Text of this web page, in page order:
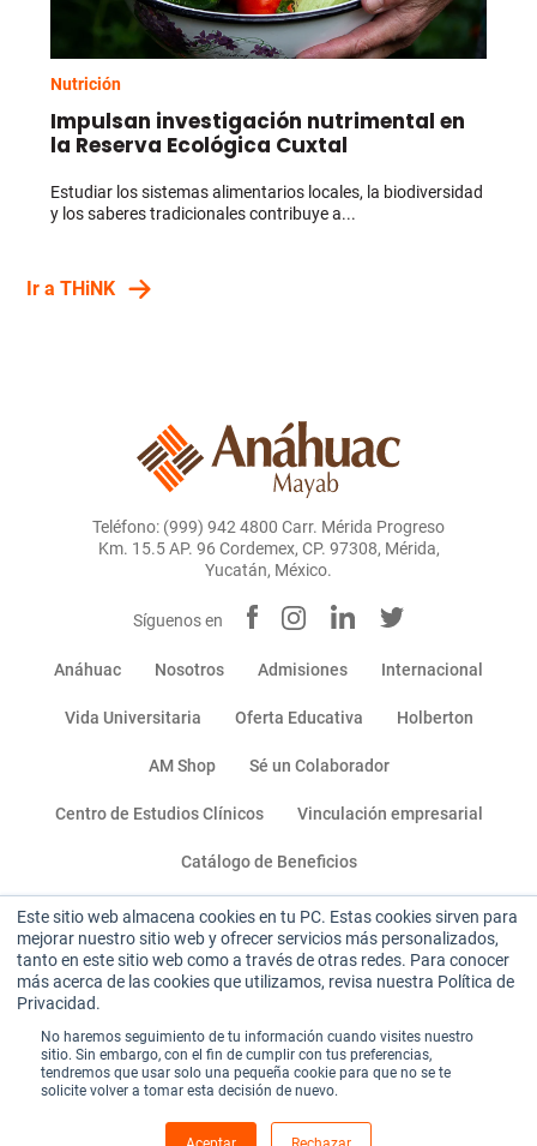
Este sitio web almacena cookies en tu PC. Estas cookies sirven para
mejorar nuestro sitio web y ofrecer servicios más personalizados,
tanto en este sitio web como a través de otras redes. Para conocer
más acerca de las cookies que utilizamos, revisa nuestra Política de
Privacidad.
No haremos seguimiento de tu información cuando visites nuestro
sitio. Sin embargo, con el fin de cumplir con tus preferencias,
tendremos que usar solo una pequeña cookie para que no se te
solicite volver a tomar esta decisión de nuevo.
Nutrición
Impulsan investigación nutrimental en
la Reserva Ecológica Cuxtal
Estudiar los sistemas alimentarios locales, la biodiversidad
y los saberes tradicionales contribuye a...
Ir a THiNK
Teléfono: (999) 942 4800 Carr. Mérida Progreso
Km. 15.5 AP. 96 Cordemex, CP. 97308, Mérida,
Yucatán, México.
Síguenos en
Anáhuac Nosotros Admisiones Internacional
Vida Universitaria Oferta Educativa Holberton
AM Shop Sé un Colaborador
Centro de Estudios Clínicos Vinculación empresarial
Catálogo de Beneficios
Miembro de:
Sitio institucional | Aviso de privacidad
Términos y condiciones de uso